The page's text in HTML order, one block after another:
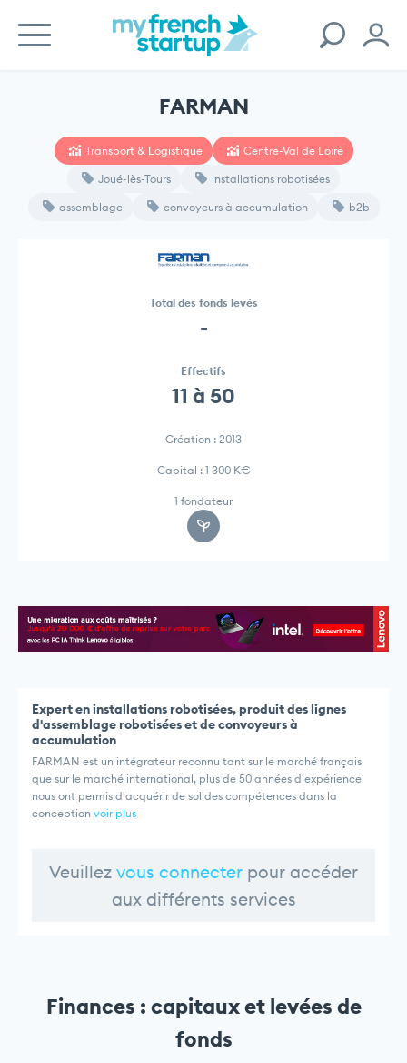
FARMAN
Transport & Logistique Centre-Val de Loire
Joué-lès-Tours installations robotisées
assemblage convoyeurs à accumulation b2b
Total des fonds levés
-
Effectifs
11 à 50
Création : 2013
Capital : 1 300 K€
1 fondateur
Expert en installations robotisées, produit des lignes
d'assemblage robotisées et de convoyeurs à
accumulation
FARMAN est un intégrateur reconnu tant sur le marché français
que sur le marché international, plus de 50 années d'expérience
nous ont permis d'acquérir de solides compétences dans la
conception voir plus
Veuillez vous connecter pour accéder
aux différents services
Finances : capitaux et levées de
fonds